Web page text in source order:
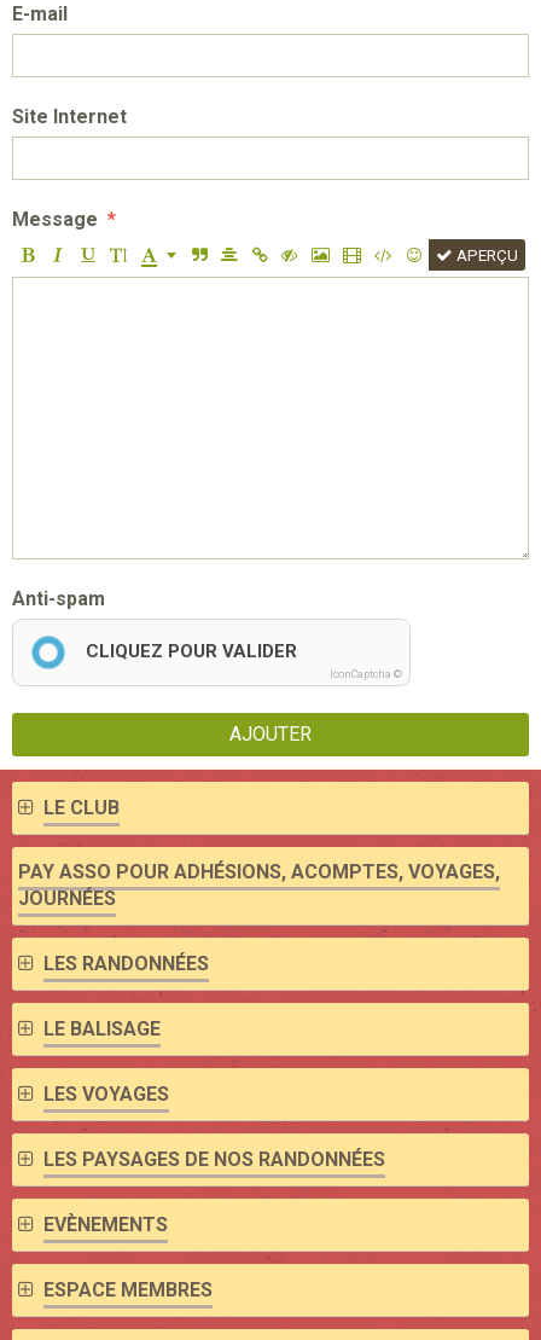
E-mail
Site Internet
Message
APERÇU
Anti-spam
CLIQUEZ POUR VALIDER
IconCaptcha ©
AJOUTER
LE CLUB
PAY ASSO POUR ADHÉSIONS, ACOMPTES, VOYAGES,
JOURNÉES
LES RANDONNÉES
LE BALISAGE
LES VOYAGES
LES PAYSAGES DE NOS RANDONNÉES
EVÈNEMENTS
ESPACE MEMBRES